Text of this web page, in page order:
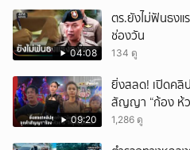
04:08
ตร.ยังไม่ฟันธงแ
ช่องวัน
134 ดู
09:20
ยิ่งสลด! เปิดคลิ
สัญญา “ก้อง ห้ว
ลาโลก!
1,286 ดู